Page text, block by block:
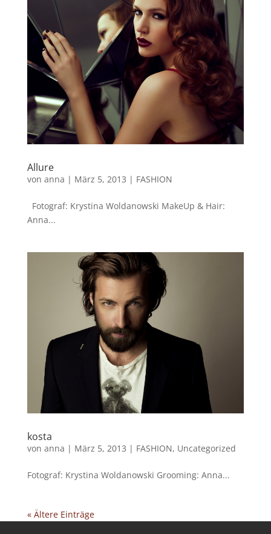
Allure
von anna | März 5, 2013 | FASHION
Fotograf: Krystina Woldanowski MakeUp & Hair:
Anna...
kosta
von anna | März 5, 2013 | FASHION, Uncategorized
Fotograf: Krystina Woldanowski Grooming: Anna...
« Ältere Einträge